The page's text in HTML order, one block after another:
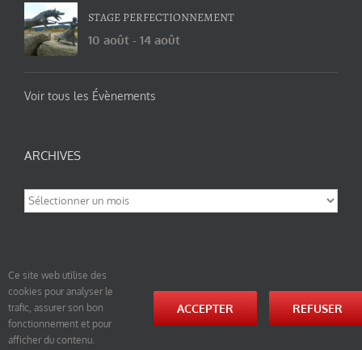
STAGE PERFECTIONNEMENT
10 août - 14 août
Voir tous les Évènements
ARCHIVES
Archives
© tao-yin.co © TAO-YIN.fr Georges Charles, Hormis les pages https://tao-yin.fr/georges-charles/
et https://tao-yin.fr/san-yiquan-le-poing-des-trois-harmonies/ sous licence Creative Commons
Paternité-Partage des Conditions Initiales à l’Identique 3.0 Unported (photos de ces pages non
Ce site web utilise des
cookies pour analyser le
trafic, assurer son bon
fonctionnement et pour
afficher du contenu.
ACCEPTER REFUSER